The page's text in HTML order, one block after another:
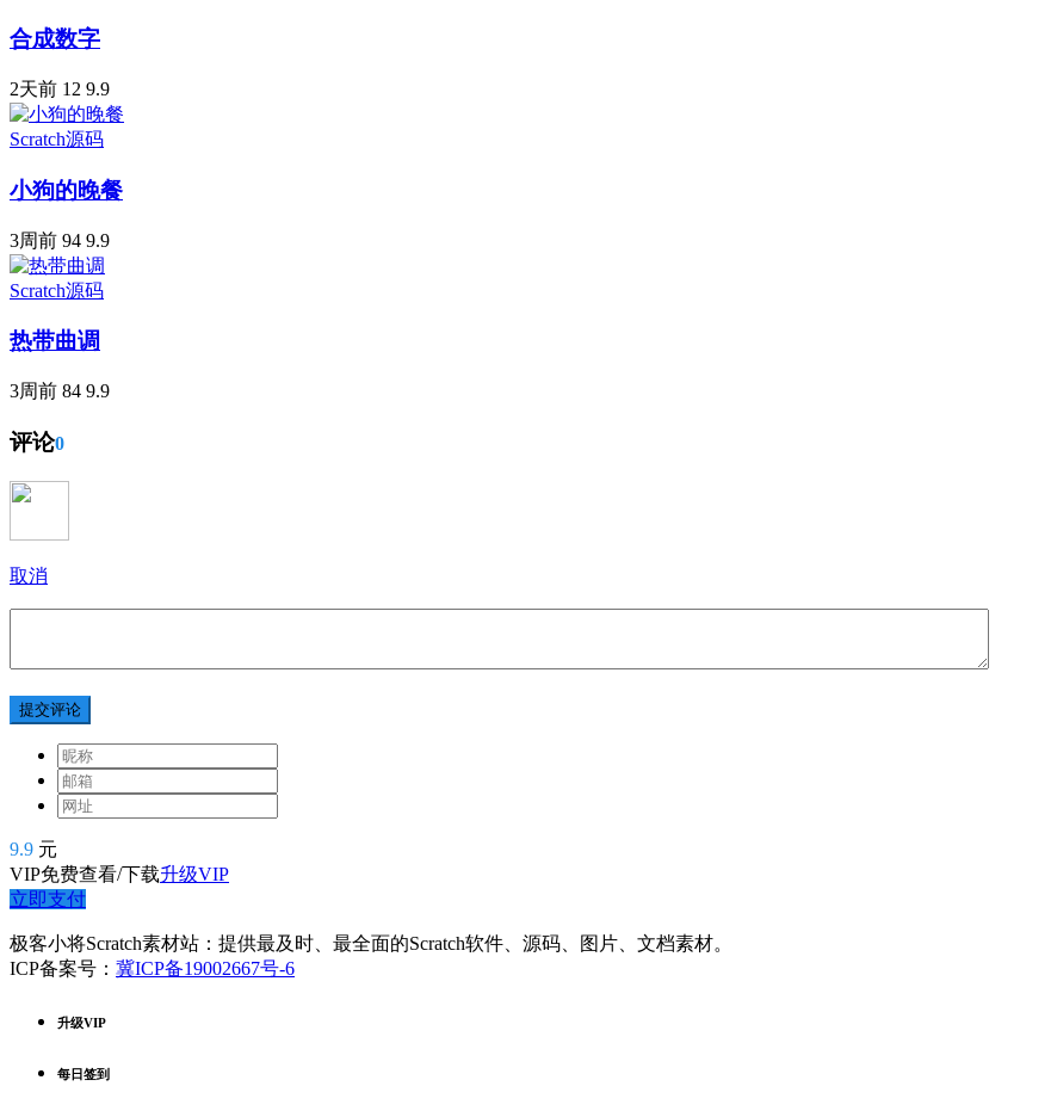
合成数字
2天前 12 9.9
Scratch源码
小狗的晚餐
3周前 94 9.9
Scratch源码
热带曲调
3周前 84 9.9
评论0
取消
提交评论
9.9 元
VIP免费查看/下载升级VIP
立即支付
极客小将Scratch素材站：提供最及时、最全面的Scratch软件、源码、图片、文档素材。
ICP备案号： 冀ICP备19002667号-6
升级VIP
每日签到